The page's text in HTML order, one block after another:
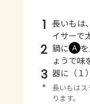
1 長いもは
イサーで
2 鍋に Ａ
ょうで味
3 器に（１
＊
長いもは
ります。